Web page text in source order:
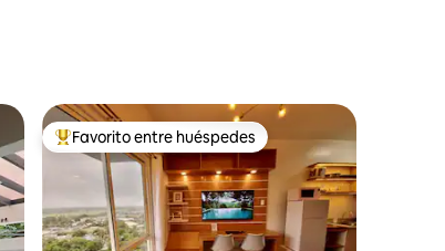
Favorito entre huéspedes preferido
Favorito entre huéspedes